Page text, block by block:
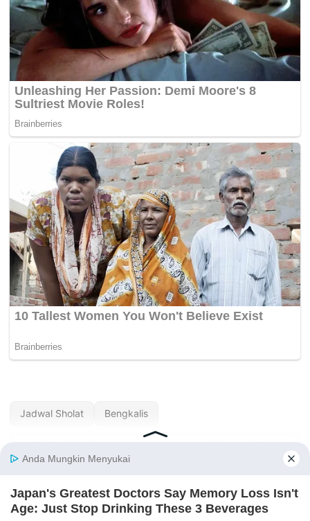
Jadwal Sholat Bengkalis
Jadwal Sholat Bener
Meriah Hari Ini —
Agustus 2026
Jadwal Sholat
Bengkayang Hari Ini
— Agustus 2026